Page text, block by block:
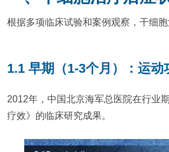
根据多项临床试验和案例观察，干细
1.1 早期（1-3个月）：运
2012年，中国北京海军总医院在行业
疗效》的临床研究成果。